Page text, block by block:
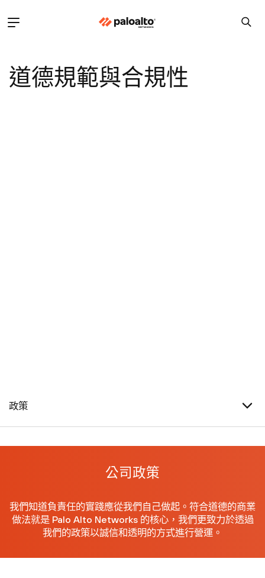
道德規範與合規性
政策
公司政策
我們知道負責任的實踐應從我們自己做起。符合道德的商業
做法就是 Palo Alto Networks 的核心，我們更致力於透過
我們的政策以誠信和透明的方式進行營運。